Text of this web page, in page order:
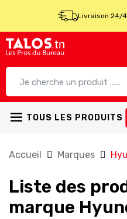
Livraison 24/
TOUS LES PRODUITS
Accueil Marques
Liste des
marque